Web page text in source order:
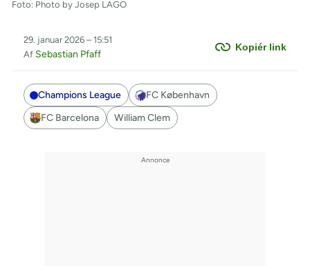
Foto: Photo by Josep LAGO
Kopiér link
29. januar 2026 – 15:51
Af Sebastian Pfaff
Champions League
FC København
FC Barcelona
William Clem